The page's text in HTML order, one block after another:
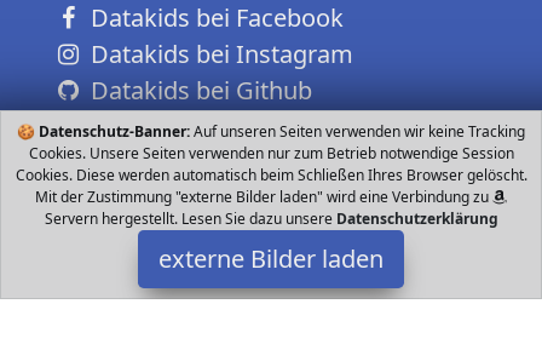
🍪 Datenschutz-Banner:Auf unseren Seiten verwenden wir keine Tracking
Cookies. Unsere Seiten verwenden nur zum Betrieb notwendige Session
Cookies. Diese werden automatisch beim Schließen Ihres Browser gelöscht.
Mit der Zustimmung "externe Bilder laden" wird eine Verbindung zu
Servern hergestellt. Lesen Sie dazu unsere Datenschutzerklärung
externe Bilder laden
Datakids bei Facebook
Datakids bei Instagram
Datakids bei Github